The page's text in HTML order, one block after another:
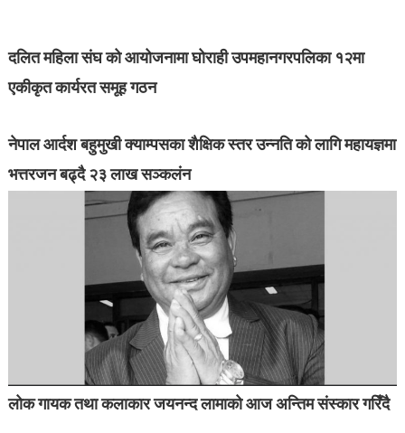
दलित महिला संघ को आयोजनामा घोराही उपमहानगरपलिका १२मा
एकीकृत कार्यरत समूह गठन
नेपाल आर्दश बहुमुखी क्याम्पसका शैक्षिक स्तर उन्नति को लागि महायज्ञमा
भत्तरजन बढ्दै २३ लाख सञ्कलंन
लोक गायक तथा कलाकार जयनन्द लामाको आज अन्तिम संस्कार गरिँदै